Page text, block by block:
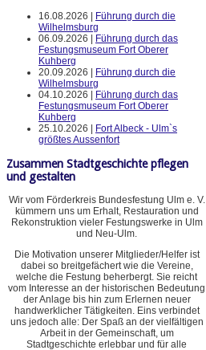
16.08.2026 |
Führung durch die
Wilhelmsburg
06.09.2026 |
Führung durch das
Festungsmuseum Fort Oberer
Kuhberg
20.09.2026 |
Führung durch die
Wilhelmsburg
04.10.2026 |
Führung durch das
Festungsmuseum Fort Oberer
Kuhberg
25.10.2026 |
Fort Albeck - Ulm`s
größtes Aussenfort
Zusammen Stadtgeschichte pflegen
und gestalten
Wir vom Förderkreis Bundesfestung Ulm e. V.
kümmern uns um Erhalt, Restauration und
Rekonstruktion vieler Festungswerke in Ulm
und Neu-Ulm.
Die Motivation unserer Mitglieder/Helfer ist
dabei so breitgefächert wie die Vereine,
welche die Festung beherbergt. Sie reicht
vom Interesse an der historischen Bedeutung
der Anlage bis hin zum Erlernen neuer
handwerklicher Tätigkeiten. Eins verbindet
uns jedoch alle: Der Spaß an der vielfältigen
Arbeit in der Gemeinschaft, um
Stadtgeschichte erlebbar und für alle